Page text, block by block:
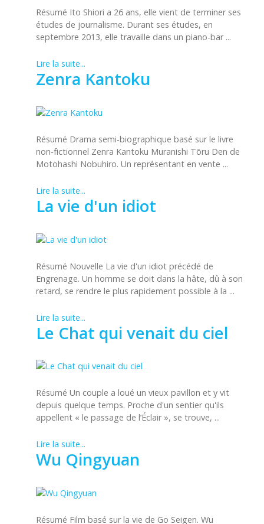
Résumé Ito Shiori a 26 ans, elle vient de terminer ses
études de journalisme. Durant ses études, en
septembre 2013, elle travaille dans un piano-bar ...
Lire la suite...
Zenra Kantoku
Résumé Drama semi-biographique basé sur le livre
non‑fictionnel Zenra Kantoku Muranishi Tōru Den de
Motohashi Nobuhiro. Un représentant en vente ...
Lire la suite...
La vie d'un idiot
Résumé Nouvelle La vie d'un idiot précédé de
Engrenage. Un homme se doit dans la hâte, dû à son
retard, se rendre le plus rapidement possible à la ...
Lire la suite...
Le Chat qui venait du ciel
Résumé Un couple a loué un vieux pavillon et y vit
depuis quelque temps. Proche d'un sentier qu'ils
appellent « le passage de l’Éclair », se trouve, ...
Lire la suite...
Wu Qingyuan
Résumé Film basé sur la vie de Go Seigen. Wu